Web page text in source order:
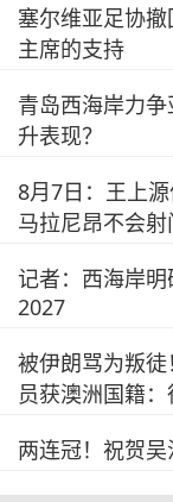
塞尔维亚足协
主席的支持
青岛西海岸力
升表现？
8月7日：王上
马拉尼昂不会
记者：西海岸
2027
被伊朗骂为叛
员获澳洲国籍
两连冠！祝贺